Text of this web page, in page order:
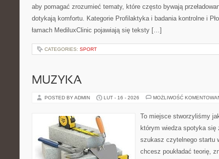
aby pomagać zrozumieć tematy, które często bywają
dotykają komfortu. Kategorie Profilaktyka i badania kontrolne i
łamach MediluxClinic pojawiają się teksty […]
CATEGORIES: SPORT
MUZYKA
POSTED BY ADMIN LUT - 16 - 2026 MOŻLIWOŚĆ
To miejsce stworzyliśmy
którym wiedza spotyka
szukasz czytelnego startu
chcesz poukładać teorię,